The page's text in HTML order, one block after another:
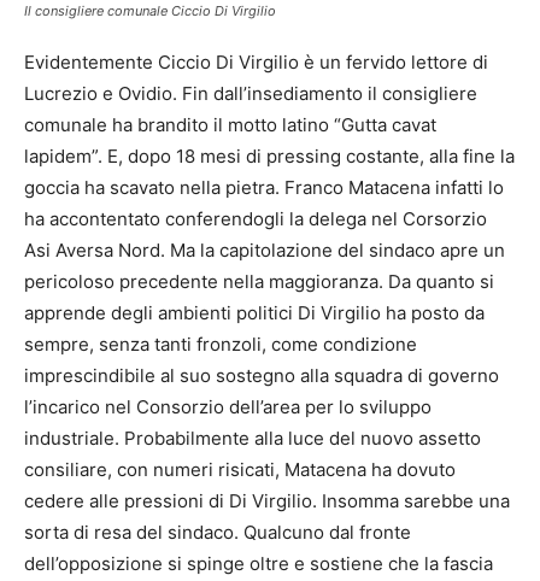
Il consigliere comunale Ciccio Di Virgilio
Evidentemente Ciccio Di Virgilio è un fervido lettore di
Lucrezio e Ovidio. Fin dall’insediamento il consigliere
comunale ha brandito il motto latino “Gutta cavat
lapidem”. E, dopo 18 mesi di pressing costante, alla fine la
goccia ha scavato nella pietra. Franco Matacena infatti lo
ha accontentato conferendogli la delega nel Corsorzio
Asi Aversa Nord. Ma la capitolazione del sindaco apre un
pericoloso precedente nella maggioranza. Da quanto si
apprende degli ambienti politici Di Virgilio ha posto da
sempre, senza tanti fronzoli, come condizione
imprescindibile al suo sostegno alla squadra di governo
l’incarico nel Consorzio dell’area per lo sviluppo
industriale. Probabilmente alla luce del nuovo assetto
consiliare, con numeri risicati, Matacena ha dovuto
cedere alle pressioni di Di Virgilio. Insomma sarebbe una
sorta di resa del sindaco. Qualcuno dal fronte
dell’opposizione si spinge oltre e sostiene che la fascia